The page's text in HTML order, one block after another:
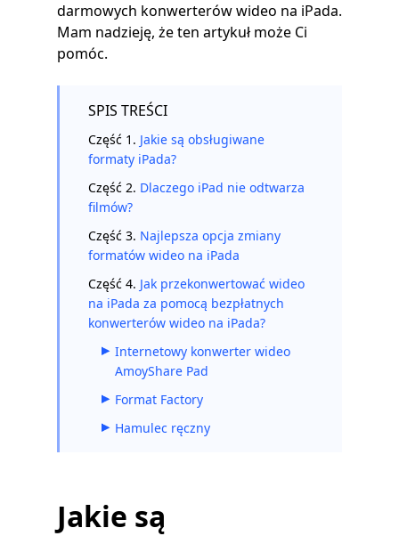
darmowych konwerterów wideo na iPada.
Mam nadzieję, że ten artykuł może Ci
pomóc.
SPIS TREŚCI
Część 1. Jakie są obsługiwane
formaty iPada?
Część 2. Dlaczego iPad nie odtwarza
filmów?
Część 3. Najlepsza opcja zmiany
formatów wideo na iPada
Część 4. Jak przekonwertować wideo
na iPada za pomocą bezpłatnych
konwerterów wideo na iPada?
Internetowy konwerter wideo
AmoyShare Pad
Format Factory
Hamulec ręczny
Jakie są